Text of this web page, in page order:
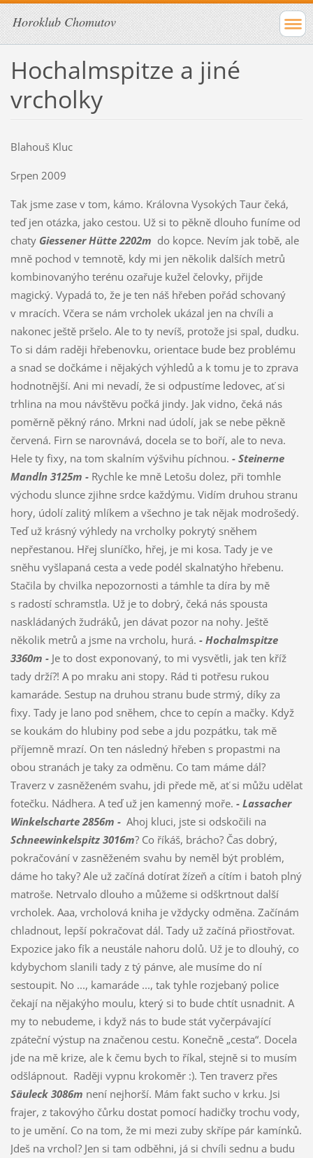
Horoklub Chomutov
Hochalmspitze a jiné
vrcholky
Blahouš Kluc
Srpen 2009
Tak jsme zase v tom, kámo. Královna Vysokých Taur čeká,
teď jen otázka, jako cestou. Už si to pěkně dlouho funíme od
chaty Giessener Hütte 2202m do kopce. Nevím jak tobě, ale
mně pochod v temnotě, kdy mi jen několik dalších metrů
kombinovanýho terénu ozařuje kužel čelovky, přijde
magický. Vypadá to, že je ten náš hřeben pořád schovaný
v mracích. Včera se nám vrcholek ukázal jen na chvíli a
nakonec ještě pršelo. Ale to ty nevíš, protože jsi spal, dudku.
To si dám raději hřebenovku, orientace bude bez problému
a snad se dočkáme i nějakých výhledů a k tomu je to zprava
hodnotnější. Ani mi nevadí, že si odpustíme ledovec, ať si
trhlina na mou návštěvu počká jindy. Jak vidno, čeká nás
poměrně pěkný ráno. Mrkni nad údolí, jak se nebe pěkně
červená. Firn se narovnává, docela se to boří, ale to neva.
Hele ty fixy, na tom skalním výšvihu píchnou. - Steinerne
Mandln 3125m -Rychle ke mně Letošu dolez, při tomhle
východu slunce zjihne srdce každýmu. Vidím druhou stranu
hory, údolí zalitý mlíkem a všechno je tak nějak modrošedý.
Teď už krásný výhledy na vrcholky pokrytý sněhem
nepřestanou. Hřej sluníčko, hřej, je mi kosa. Tady je ve
sněhu vyšlapaná cesta a vede podél skalnatýho hřebenu.
Stačila by chvilka nepozornosti a támhle ta díra by mě
s radostí schramstla. Už je to dobrý, čeká nás spousta
naskládaných žudráků, jen dávat pozor na nohy. Ještě
několik metrů a jsme na vrcholu, hurá. - Hochalmspitze
3360m -Je to dost exponovaný, to mi vysvětli, jak ten kříž
tady drží?! A po mraku ani stopy. Rád ti potřesu rukou
kamaráde. Sestup na druhou stranu bude strmý, díky za
fixy. Tady je lano pod sněhem, chce to cepín a mačky. Když
se koukám do hlubiny pod sebe a jdu pozpátku, tak mě
příjemně mrazí. On ten následný hřeben s propastmi na
obou stranách je taky za odměnu. Co tam máme dál?
Traverz v zasněženém svahu, jdi přede mě, ať si můžu udělat
fotečku. Nádhera. A teď už jen kamenný moře. - Lassacher
Winkelscharte 2856m -Ahoj kluci, jste si odskočili na
Schneewinkelspitz 3016m? Co říkáš, brácho? Čas dobrý,
pokračování v zasněženém svahu by neměl být problém,
dáme ho taky? Ale už začíná dotírat žízeň a cítím i batoh plný
matroše. Netrvalo dlouho a můžeme si odškrtnout další
vrcholek. Aaa, vrcholová kniha je vždycky odměna. Začínám
chladnout, lepší pokračovat dál. Tady už začíná přiostřovat.
Expozice jako fík a neustále nahoru dolů. Už je to dlouhý, co
kdybychom slanili tady z tý pánve, ale musíme do ní
sestoupit. No ..., kamaráde ..., tak tyhle rozjebaný police
čekají na nějakýho moulu, který si to bude chtít usnadnit. A
my to nebudeme, i když nás to bude stát vyčerpávající
zpáteční výstup na značenou cestu. Konečně „cesta“. Docela
jde na mě krize, ale k čemu bych to říkal, stejně si to musím
odšlápnout. Raději vypnu krokoměr :). Ten traverz přes
Säuleck 3086m není nejhorší. Mám fakt sucho v krku. Jsi
frajer, z takovýho čůrku dostat pomocí hadičky trochu vody,
to je umění. Co na tom, že mi mezi zuby skřípe pár kamínků.
Jdeš na vrchol? Jen si tam odběhni, já si chvíli sednu a budu